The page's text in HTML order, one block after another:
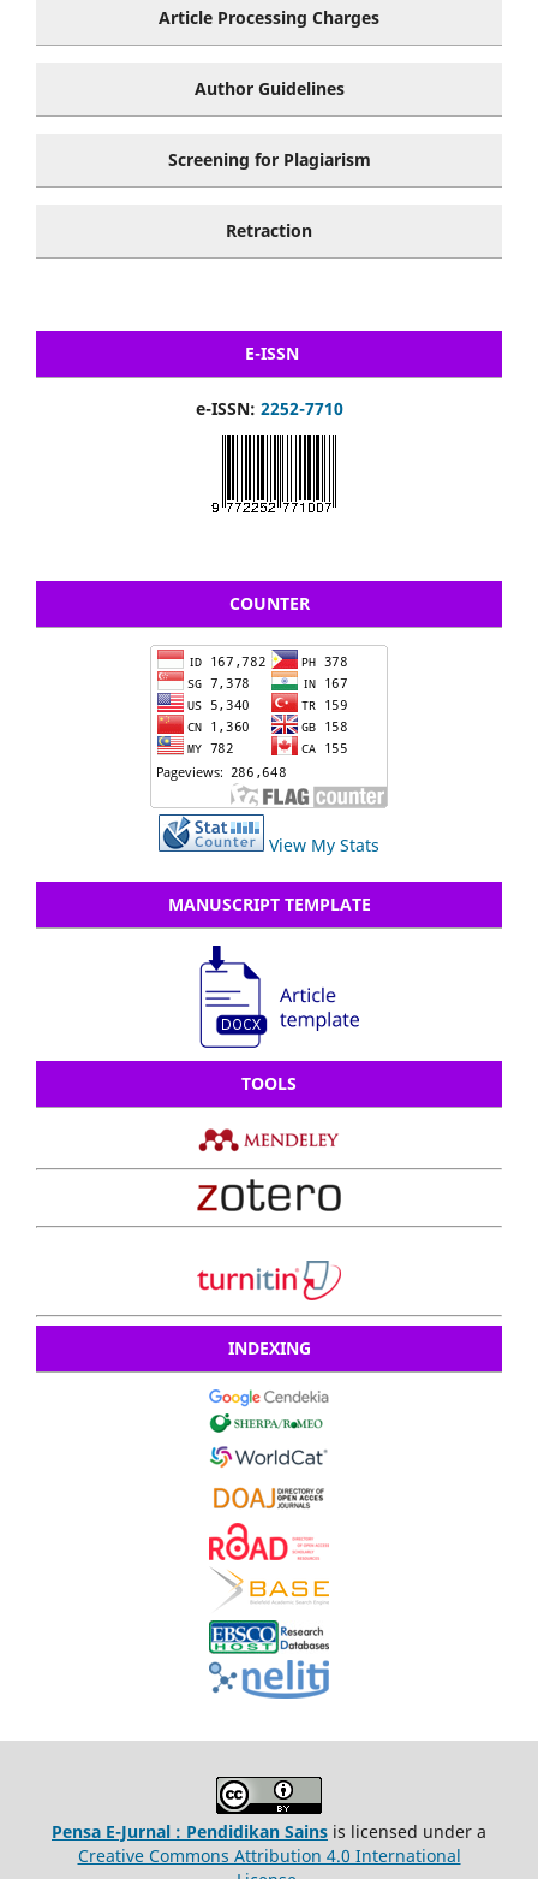
Article Processing Charges
Author Guidelines
Screening for Plagiarism
Retraction
E-ISSN
e-ISSN: 2252-7710
COUNTER
View My Stats
MANUSCRIPT TEMPLATE
TOOLS
INDEXING
Pensa E-Jurnal : Pendidikan Sains is licensed under a
Creative Commons Attribution 4.0 International